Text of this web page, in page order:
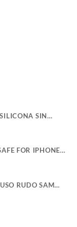
SIN
FOR IPHONE
RUDO SAM